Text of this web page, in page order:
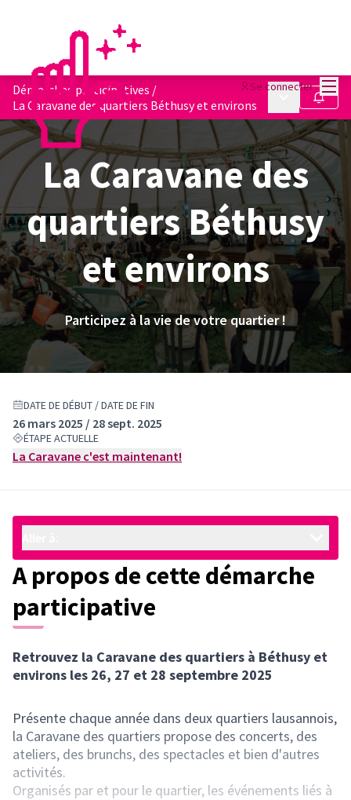
Se connecter
Démarches participatives /
La Caravane des quartiers Béthusy et environs
Menu Suivre
La Caravane des
quartiers Béthusy
et environs
Participez à la vie de votre quartier !
DATE DE DÉBUT / DATE DE FIN
26 mars 2025 / 28 sept. 2025
ÉTAPE ACTUELLE
La Caravane c'est maintenant!
A propos de cette démarche
participative
Retrouvez la Caravane des quartiers à Béthusy et
environs les 26, 27 et 28 septembre 2025
Présente chaque année dans deux quartiers lausannois,
la Caravane des quartiers propose des concerts, des
ateliers, des brunchs, des spectacles et bien d'autres
activités.
Organisés par et pour le quartier, les événements liés à